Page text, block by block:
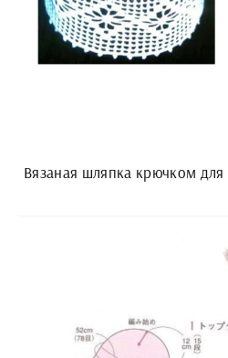
Вязаная шляпка крючком